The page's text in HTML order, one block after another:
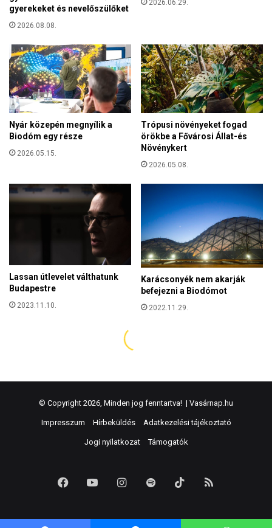
© Copyright 2026, Minden jog fenntartva! | Vasárnap.hu
Impresszum Hírbeküldés Adatkezelési tájékoztató
Jogi nyilatkozat Támogatók
FacebookYouTubeInstagram
Spotify TikTok